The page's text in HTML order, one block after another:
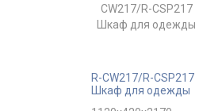
R-CW217/R-CSP217
Шкаф для одежды